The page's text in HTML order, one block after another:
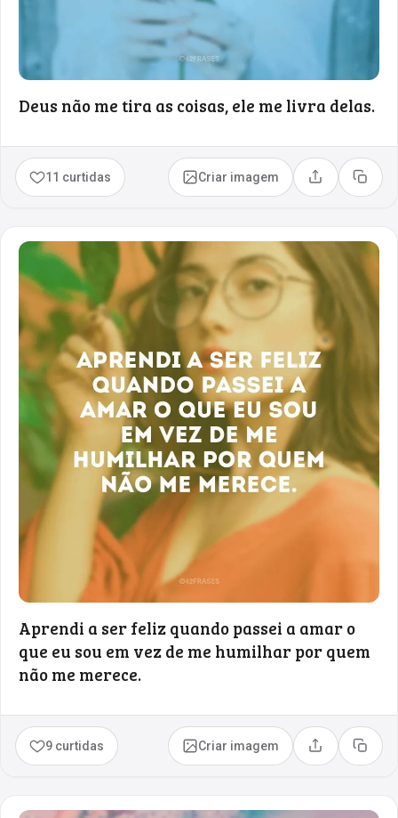
Deus não me tira as coisas, ele me livra delas.
11 curtidas Criar imagem Compartilhar
Copiar
Aprendi a ser feliz quando passei a amar o
que eu sou em vez de me humilhar por quem
não me merece.
9 curtidas Criar imagem Compartilhar
Copiar